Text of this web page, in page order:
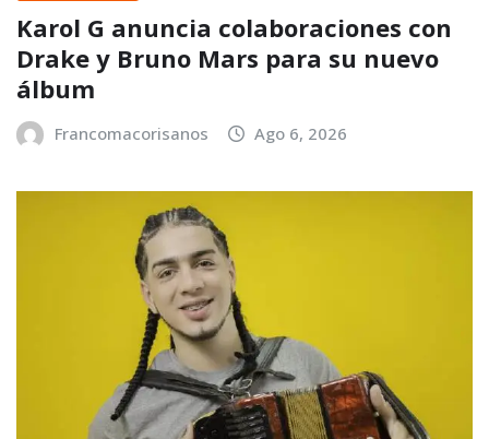
Karol G anuncia colaboraciones con
Drake y Bruno Mars para su nuevo
álbum
Francomacorisanos Ago 6, 2026